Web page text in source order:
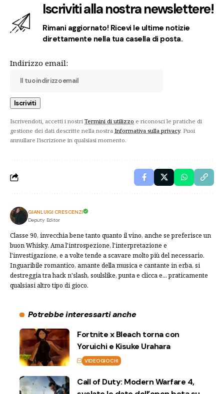
Iscriviti alla nostra newslettere!
Rimani aggiornato! Ricevi le ultime notizie
direttamente nella tua casella di posta.
Indirizzo email:
Iscrivendoti, accetti i nostri Termini di utilizzo e riconosci le pratiche di
gestione dei dati descritte nella nostra Informativa sulla privacy. Puoi
annullare l'iscrizione in qualsiasi momento.
GIANLUIGI CRESCENZI
Deputy Editor
Classe 90, invecchia bene tanto quanto il vino, anche se preferisce un
buon Whisky. Ama l'introspezione, l'interpretazione e
l'investigazione, e a volte tende a scavare molto più del necessario.
Inguaribile romantico, amante della musica e cantante in erba, si
destreggia tra hack n'slash, soulslike, punta e clicca e... praticamente
qualsiasi altro tipo di gioco.
Potrebbe interessarti anche
Fortnite x Bleach torna con
Yoruichi e Kisuke Urahara
VIDEOGIOCHI
Call of Duty: Modern Warfare 4,